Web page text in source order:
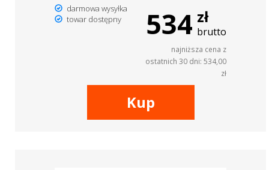
darmowa wysyłka
towar dostępny
534 zł
brutto
najniższa cena z
ostatnich 30 dni: 534,00
zł
Kup